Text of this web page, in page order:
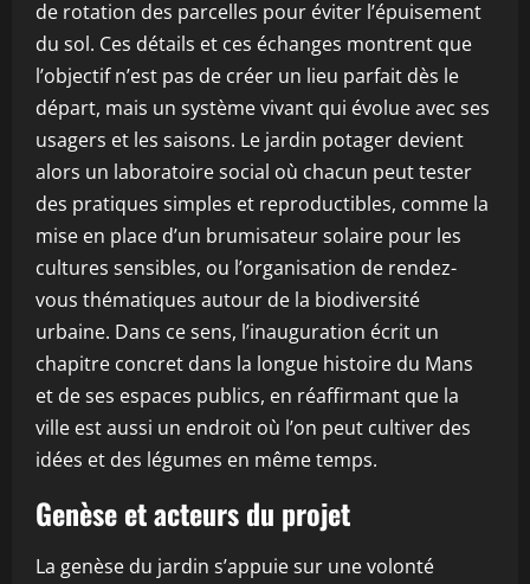
de rotation des parcelles pour éviter l’épuisement
du sol. Ces détails et ces échanges montrent que
l’objectif n’est pas de créer un lieu parfait dès le
départ, mais un système vivant qui évolue avec ses
usagers et les saisons. Le jardin potager devient
alors un laboratoire social où chacun peut tester
des pratiques simples et reproductibles, comme la
mise en place d’un brumisateur solaire pour les
cultures sensibles, ou l’organisation de rendez-
vous thématiques autour de la biodiversité
urbaine. Dans ce sens, l’inauguration écrit un
chapitre concret dans la longue histoire du Mans
et de ses espaces publics, en réaffirmant que la
ville est aussi un endroit où l’on peut cultiver des
idées et des légumes en même temps.
Genèse et acteurs du projet
La genèse du jardin s’appuie sur une volonté